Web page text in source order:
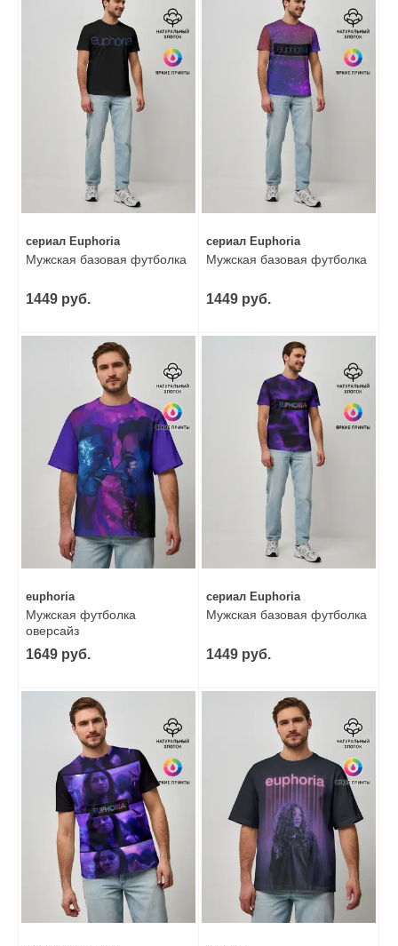
сериал Euphoria
Мужская базовая футболка
1449 руб.
сериал Euphoria
Мужская базовая футболка
1449 руб.
euphoria
Мужская футболка
оверсайз
1649 руб.
сериал Euphoria
Мужская базовая футболка
1449 руб.